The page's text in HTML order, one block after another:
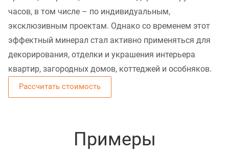
часов, в том числе – по индивидуальным,
эксклюзивным проектам. Однако со временем этот
эффектный минерал стал активно применяться для
декорирования, отделки и украшения интерьера
квартир, загородных домов, коттеджей и особняков.
Рассчитать стоимость
Примеры